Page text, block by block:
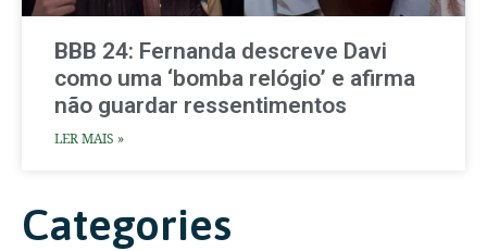
BBB 24: Fernanda descreve Davi
como uma ‘bomba relógio’ e afirma
não guardar ressentimentos
LER MAIS »
Categories